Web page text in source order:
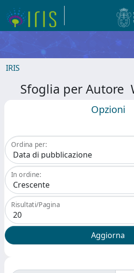
IRIS
Sfoglia per Autore
Opzioni
Ordina per:
In ordine:
Risultati/Pagina